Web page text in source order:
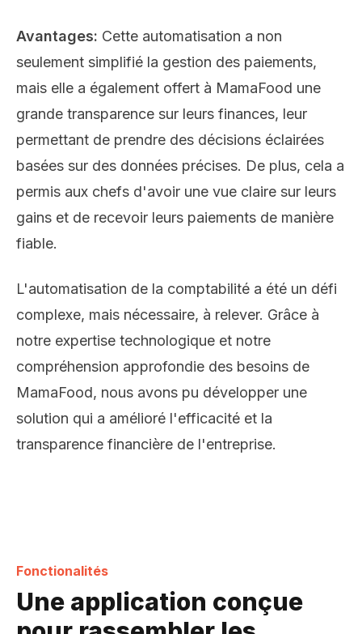
Avantages: Cette automatisation a non
seulement simplifié la gestion des paiements,
mais elle a également offert à MamaFood une
grande transparence sur leurs finances, leur
permettant de prendre des décisions éclairées
basées sur des données précises. De plus, cela a
permis aux chefs d'avoir une vue claire sur leurs
gains et de recevoir leurs paiements de manière
fiable.
L'automatisation de la comptabilité a été un défi
complexe, mais nécessaire, à relever. Grâce à
notre expertise technologique et notre
compréhension approfondie des besoins de
MamaFood, nous avons pu développer une
solution qui a amélioré l'efficacité et la
transparence financière de l'entreprise.
Fonctionalités
Une application conçue